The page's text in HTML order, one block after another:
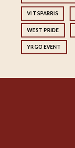
VIT SPARRIS
WEST PRIDE
YRGO EVENT